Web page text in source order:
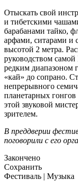
Отыскать свой
и тибетскими
барабанами тайко,
арфами, ситарами и
высотой 2 метра.
руководством
редким диапазоном
«кай» до сопрано.
непрерывного
планетарных
этой звуковой
зрителем.
В преддверии
поговорили с его
Закончено
Сохранить
Фестиваль | Музыка